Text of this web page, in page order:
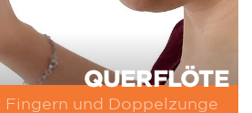
QUERFLÖTE
und Doppelzunge